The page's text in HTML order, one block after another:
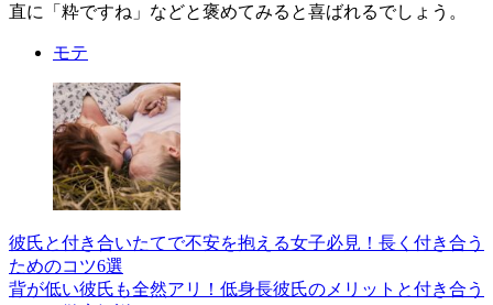
直に「粋ですね」などと褒めてみると喜ばれるでしょう。
モテ
彼氏と付き合いたてで不安を抱える女子必見！長く付き合う
ためのコツ6選
背が低い彼氏も全然アリ！低身長彼氏のメリットと付き合う